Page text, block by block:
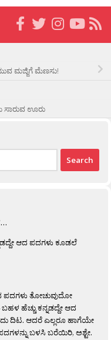
ಮಜ್ಜಿಗೆ ಮೆಣಸು!
ಸಾರುವ ಊರು
ಆದ ಪದಗಳು ಕೂಡಲೆ
ತೋಚುವುದೋ
ಹೆಚ್ಚು ಕನ್ನಡದ್ದೇ ಆದ
ದಿಟ. ಆದರೆ ಎಲ್ಲರೂ ಹಾಗೆಯೇ
ಬಳಸಿ ಬರೆಯಿರಿ, ಅಶ್ಟೇ.